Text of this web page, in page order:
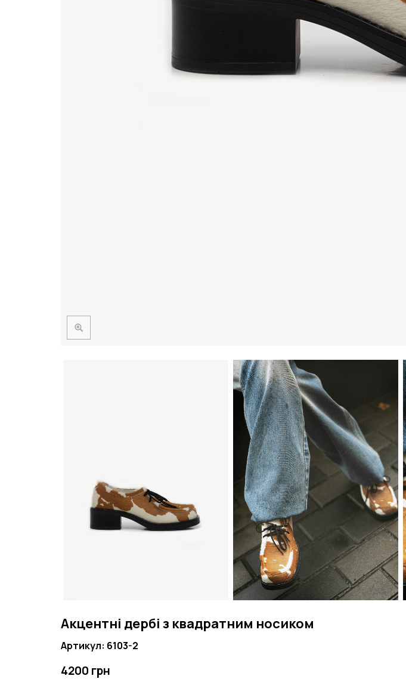
Акцентні дербі з квадратним носиком
Артикул: 6103-2
4200 грн